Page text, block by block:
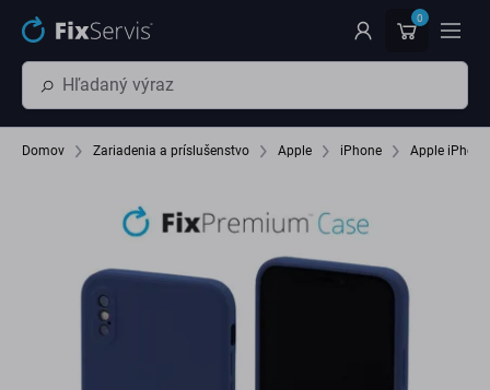
Preskočiť na hlavný obsah 0
Domov Zariadenia a príslušenstvo Apple iPhone Apple